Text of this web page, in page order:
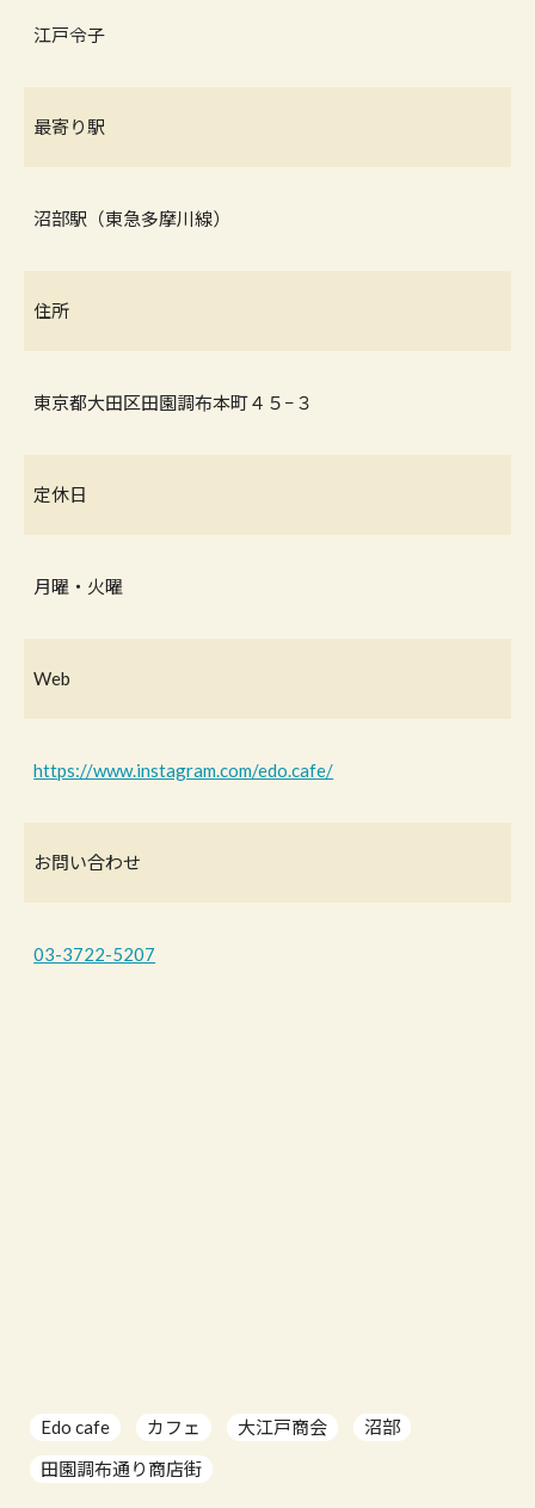
江戸令子
最寄り駅
沼部駅（東急多摩川線）
住所
東京都大田区田園調布本町４５−３
定休日
月曜・火曜
Web
https://www.instagram.com/edo.cafe/
お問い合わせ
03-3722-5207
Edo cafe カフェ 大江戸商会
沼部
田園調布通り商店街